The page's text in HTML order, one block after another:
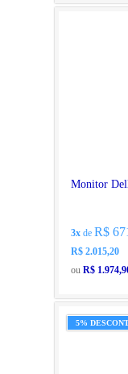
Monitor
3x deR$
R$ 2.015,20
ouR$
5%